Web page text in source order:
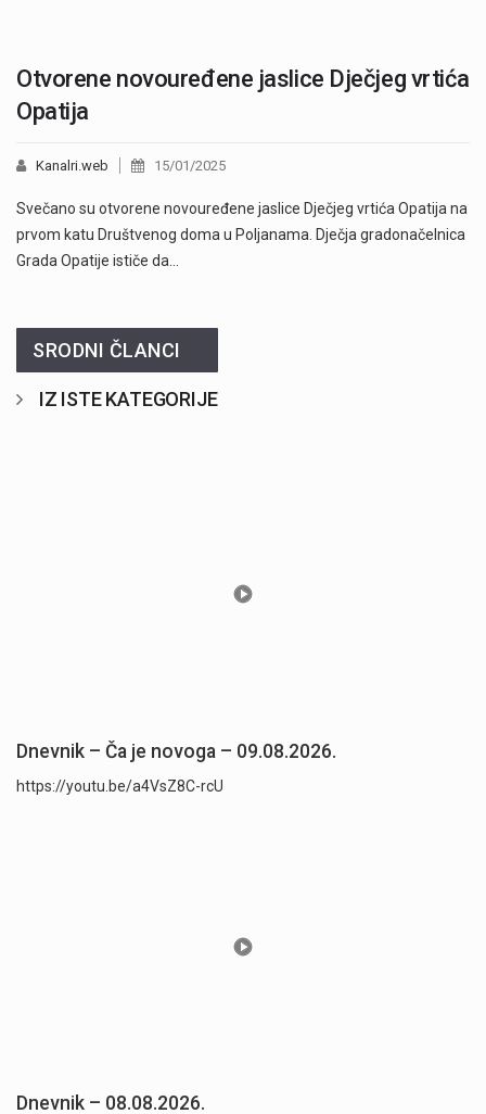
Otvorene novouređene jaslice Dječjeg vrtića
Opatija
Kanalri.web 15/01/2025
Svečano su otvorene novouređene jaslice Dječjeg vrtića Opatija na
prvom katu Društvenog doma u Poljanama. Dječja gradonačelnica
Grada Opatije ističe da…
SRODNI ČLANCI
IZ ISTE KATEGORIJE
Dnevnik – Ča je novoga – 09.08.2026.
https://youtu.be/a4VsZ8C-rcU
Dnevnik – 08.08.2026.